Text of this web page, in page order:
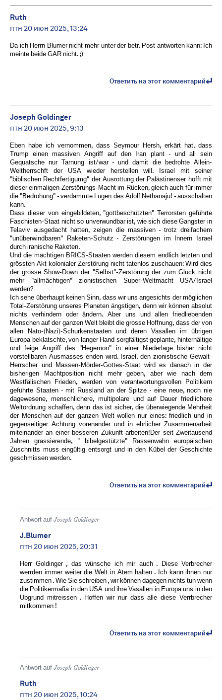
Ruth
птн 20 июн 2025, 13:24
Da ich Herrn Blumer nicht mehr unter der betr. Post antworten kann: Ich
meinte beide GAR nicht. ;)
Ответить на этот комментарий
Joseph Goldinger
птн 20 июн 2025, 9:13
Eben habe ich vernommen, dass Seymour Hersh, erkärt hat, dass
Trump einen massiven Angriff auf den Iran plant - und all sein
Gequatsche nur Tarnung ist/war - und damit die bedrohte Allein-
Weltherrschft der USA wieder herstellen will. Israel mit seiner
"biblischen Rechtfertigumg" der Ausrottung der Palästinenser hofft mit
dieser einmaligen Zerstörungs-Macht im Rücken, gleich auch für immer
die "Bedrohung" - verdammte Lügen des Adolf Nethanaju! - ausschalten
kann.
Dass dieser von eingebildeten, "gottbeschützten" Terrorsten geführte
Faschisten-Staat nicht so unverwundbar ist, wie sich diese Gangster in
Telaviv ausgedacht hatten, zeigen die massiven - trotz dreifachem
"unüberwindbaren" Raketen-Schutz - Zerstörungen im Innern Israel
durch iranische Raketen.
Und die mächtigen BRICS-Staaten werden diesem endlich letzten und
grössten Akt kolonialer Zerstörung nicht tatenlos zuschauen: Wird dies
der grosse Show-Down der "Selbst"-Zerstörung der zum Glück nicht
mehr "allmächtigen" zionistischen Super-Weltmacht USA/Israel
werden?
Ich sehe überhaupt keinen Sinn, dass wir uns angesichts der möglichen
Total-Zerstörung unseres Planeten ängstigen, denn wir können absolut
nichts verhindern oder ändern. Aber uns und allen friedliebenden
Menschen auf der ganzen Welt bleibt die grosse Hoffnung, dass der von
allen Nato-(Nazi)-Schurkenstaaten und deren Vasallen im übrigen
Europa beklatschte, von langer Hand sorgfältigst geplante, hinterhältige
und feige Angriff des "Hegemon" in einer Niederlage bisher nicht
vorstellbaren Ausmasses enden wird. Israel, den zionistische Gewalt-
Herrscher und Massen-Mörder-Gottes-Staat wird es danach in der
bisherigen Machtposition nicht mehr geben, aber wie nach dem
Westfälischen Frieden, werden von verantwortungsvollen Politikern
geführte Staaten - mit Russland an der Spitze - eine neue, noch nie
dagewesene, menschlichere, multipolare und auf Dauer friedlichere
Weltordnung schaffen, denn das ist sicher, die überwiegende Mehrheit
der Menschen auf der ganzen Welt wollen nur eines: friedlich und in
gegenseitiger Achtung vorenander und in ehrlicher Zusammenarbeit
miteinander an einer besseren Zukunft arbeiten!Der seit Zweitausend
Jahren grassierende, " bibelgestützte" Rassenwahn europäischen
Zuschnitts muss eingültig entsorgt und in den Kübel der Geschichte
geschmissen werden.
Ответить на этот комментарий
Antwort auf Joseph Goldinger
J.Blumer
птн 20 июн 2025, 20:31
Herr Goldinger , das wünsche ich mir auch . Diese Verbrecher
werrden immer weiter die Welt in Atem halten . Ich kann ihnen nur
zustimmen . Wie Sie schreiben , wir können dagegen nichts tun wenn
die Politikermafia in den USA und ihre Vasallen in Europa uns in den
Ubgrund mitreissen . Hoffen wir nur dass alle diese Verrbrecher
mitkommen !
Ответить на этот комментарий
Antwort auf Joseph Goldinger
Ruth
птн 20 июн 2025, 10:24